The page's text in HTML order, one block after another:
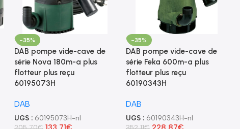
-35%
DAB pompe vide-cave de
série Nova 180m-a plus
flotteur plus reçu
60195073H
DAB
UGS : 60195073H-nl
-35%
DAB pompe vide-cave de
série Feka 600m-a plus
flotteur plus reçu
60190343H
DAB
UGS : 60190343H-nl